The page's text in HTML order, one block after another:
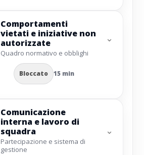
Comportamenti
vietati e iniziative non
autorizzate
Quadro normativo e obblighi
Bloccato 15 min
⌄
Comunicazione
interna e lavoro di
squadra
Partecipazione e sistema di
gestione
⌄